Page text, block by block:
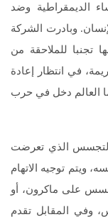
الديمقراطية وضد
وبادرت الشركة
تجنبا للملاحقة من
في انتظار إعادة
العالم دخل في حرب
الذي تعرضت
ويتم توجيه الاتهام
على ماكرون، أو
وفي المقابل تقدم